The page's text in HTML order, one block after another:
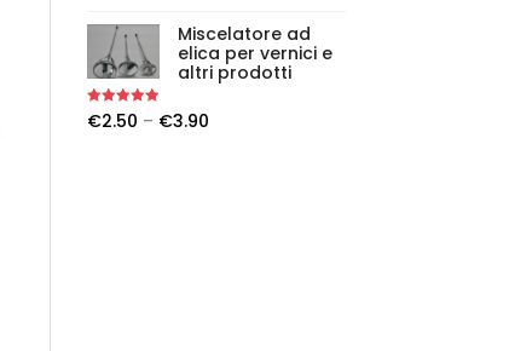
Miscelatore ad
elica per vernici e
altri prodotti
Rated5.00
out of 5
€2.50 – €3.90